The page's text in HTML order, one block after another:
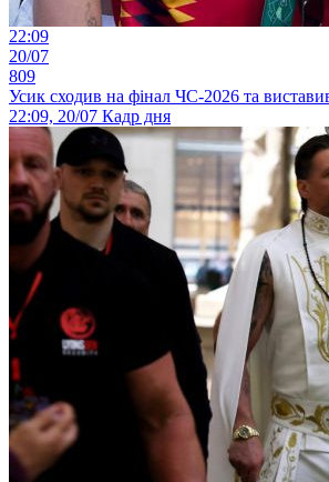
22:09
20/07
809
Усик сходив на фінал ЧС-2026 та
22:09, 20/07 Кадр дня